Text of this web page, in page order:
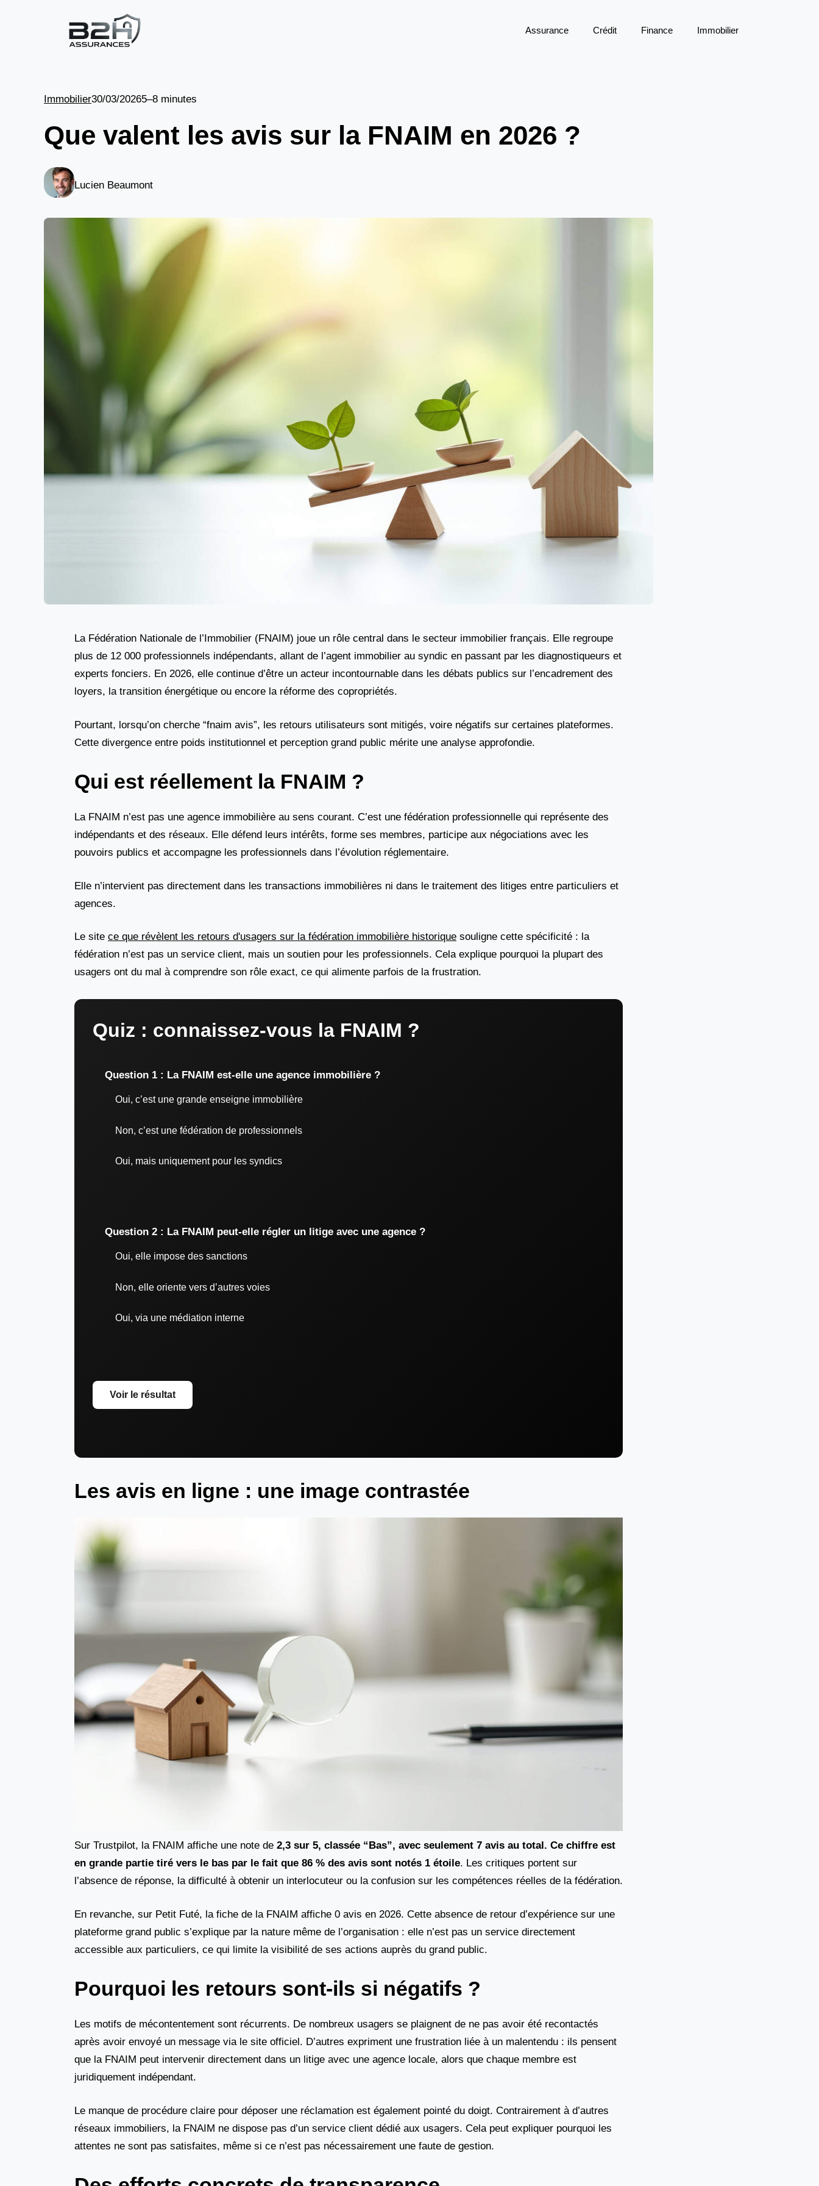
Assurance Crédit Finance Immobilier
Immobilier30/03/20265–8 minutes
Que valent les avis sur la FNAIM en 2026 ?
Lucien Beaumont
La Fédération Nationale de l’Immobilier (FNAIM) joue un rôle central dans le secteur immobilier français. Elle regroupe
plus de 12 000 professionnels indépendants, allant de l’agent immobilier au syndic en passant par les diagnostiqueurs et
experts fonciers. En 2026, elle continue d’être un acteur incontournable dans les débats publics sur l’encadrement des
loyers, la transition énergétique ou encore la réforme des copropriétés.
Pourtant, lorsqu’on cherche “fnaim avis”, les retours utilisateurs sont mitigés, voire négatifs sur certaines plateformes.
Cette divergence entre poids institutionnel et perception grand public mérite une analyse approfondie.
Qui est réellement la FNAIM ?
La FNAIM n’est pas une agence immobilière au sens courant. C’est une fédération professionnelle qui représente des
indépendants et des réseaux. Elle défend leurs intérêts, forme ses membres, participe aux négociations avec les
pouvoirs publics et accompagne les professionnels dans l’évolution réglementaire.
Elle n’intervient pas directement dans les transactions immobilières ni dans le traitement des litiges entre particuliers et
agences.
Le site ce que révèlent les retours d'usagers sur la fédération immobilière historique souligne cette spécificité : la
fédération n’est pas un service client, mais un soutien pour les professionnels. Cela explique pourquoi la plupart des
usagers ont du mal à comprendre son rôle exact, ce qui alimente parfois de la frustration.
Quiz : connaissez-vous la FNAIM ?
Question 1 : La FNAIM est-elle une agence immobilière ?
Oui, c’est une grande enseigne immobilière
Non, c’est une fédération de professionnels
Oui, mais uniquement pour les syndics
Question 2 : La FNAIM peut-elle régler un litige avec une agence ?
Oui, elle impose des sanctions
Non, elle oriente vers d’autres voies
Oui, via une médiation interne
Voir le résultat
Les avis en ligne : une image contrastée
Sur Trustpilot, la FNAIM affiche une note de 2,3 sur 5, classée “Bas”, avec seulement 7 avis au total. Ce chiffre est
en grande partie tiré vers le bas par le fait que 86 % des avis sont notés 1 étoile. Les critiques portent sur
l’absence de réponse, la difficulté à obtenir un interlocuteur ou la confusion sur les compétences réelles de la fédération.
En revanche, sur Petit Futé, la fiche de la FNAIM affiche 0 avis en 2026. Cette absence de retour d’expérience sur une
plateforme grand public s’explique par la nature même de l’organisation : elle n’est pas un service directement
accessible aux particuliers, ce qui limite la visibilité de ses actions auprès du grand public.
Pourquoi les retours sont-ils si négatifs ?
Les motifs de mécontentement sont récurrents. De nombreux usagers se plaignent de ne pas avoir été recontactés
après avoir envoyé un message via le site officiel. D’autres expriment une frustration liée à un malentendu : ils pensent
que la FNAIM peut intervenir directement dans un litige avec une agence locale, alors que chaque membre est
juridiquement indépendant.
Le manque de procédure claire pour déposer une réclamation est également pointé du doigt. Contrairement à d’autres
réseaux immobiliers, la FNAIM ne dispose pas d’un service client dédié aux usagers. Cela peut expliquer pourquoi les
attentes ne sont pas satisfaites, même si ce n’est pas nécessairement une faute de gestion.